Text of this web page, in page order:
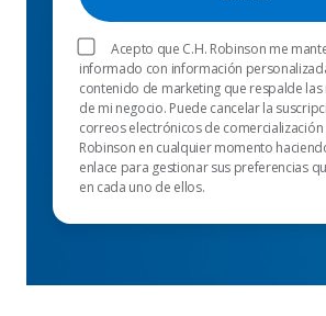
Acepto que C.H. Robinson me
informado con información
contenido de marketing que respalde las
de mi negocio. Puede cancelar la
correos electrónicos de comercialización
Robinson en cualquier momento
enlace para gestionar sus preferencias
en cada uno de ellos.